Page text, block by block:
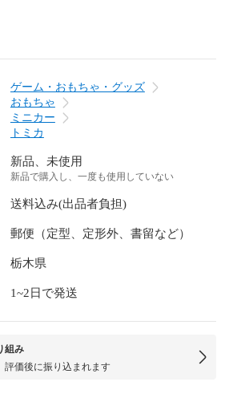
ゲーム・おもちゃ・グッズ
おもちゃ
ミニカー
トミカ
新品、未使用
新品で購入し、一度も使用していない
送料込み(出品者負担)
郵便（定型、定形外、書留など）
栃木県
1~2日で発送
組み
評価後に振り込まれます